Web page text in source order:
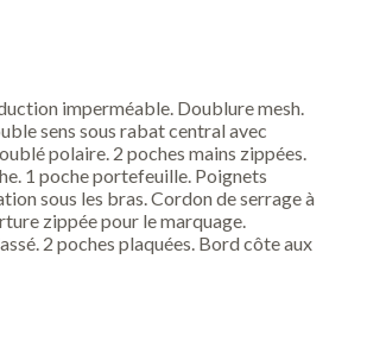
imperméable. Doublure mesh.
sens sous rabat central avec
polaire. 2 poches mains zippées.
1 poche portefeuille. Poignets
sous les bras. Cordon de serrage à
zippée pour le marquage.
2 poches plaquées. Bord côte aux